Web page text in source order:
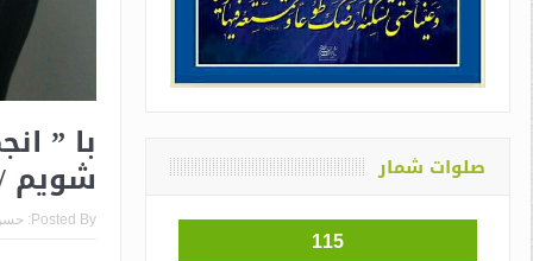
با ”
شویم
Posted By:
صلوات شمار
115